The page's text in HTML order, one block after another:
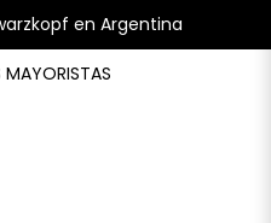
en Argentina